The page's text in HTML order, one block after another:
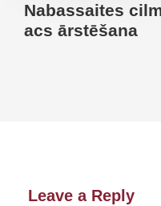
Nabassaites
acs ārstēšana
Leave a Reply